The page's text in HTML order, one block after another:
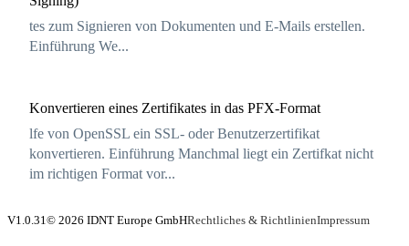
tes zum Signieren von Dokumenten und E-Mails erstellen.
Einführung We...
Konvertieren eines Zertifikates in das PFX-Format
lfe von OpenSSL ein SSL- oder Benutzerzertifikat
konvertieren. Einführung Manchmal liegt ein Zertifkat nicht
im richtigen Format vor...
V1.0.31 © 2026 IDNT Europe GmbHRechtliches & RichtlinienImpressum